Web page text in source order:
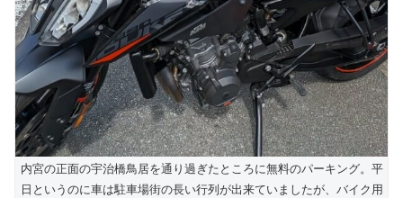
内宮の正面の宇治橋鳥居を通り過ぎたところに無料のパーキング。平
日というのに車は駐車場街の長い行列が出来ていましたが、バイク用